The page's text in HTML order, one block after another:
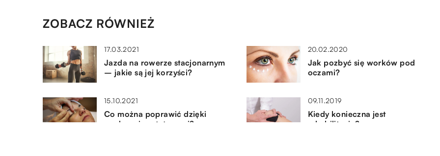
ZOBACZ RÓWNIEŻ
17.03.2021
Jazda na rowerze stacjonarnym
– jakie są jej korzyści?
20.02.2020
Jak pozbyć się worków pod
oczami?
15.10.2021
Co można poprawić dzięki
medycynie estetycznej?
09.11.2019
Kiedy konieczna jest
rehabilitacja?